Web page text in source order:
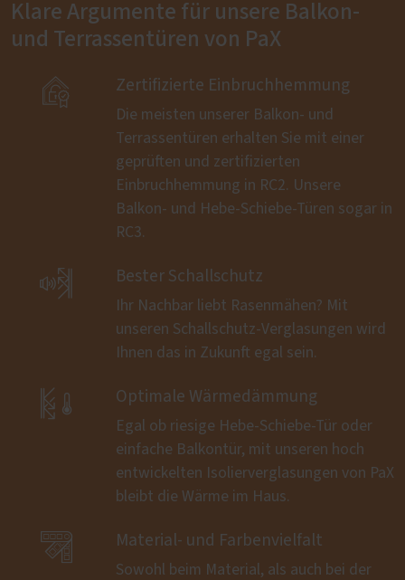
Klare Argumente für unsere Balkon-
und Terrassentüren von PaX
 Zertifizierte Einbruchhemmung
Die meisten unserer Balkon- und
Terrassentüren erhalten Sie mit einer
geprüften und zertifizierten
Einbruchhemmung in RC2. Unsere
Balkon- und Hebe-Schiebe-Türen sogar in
RC3.
 Bester Schallschutz
Ihr Nachbar liebt Rasenmähen? Mit
unseren Schallschutz-Verglasungen wird
Ihnen das in Zukunft egal sein.
 Optimale Wärmedämmung
Egal ob riesige Hebe-Schiebe-Tür oder
einfache Balkontür, mit unseren hoch
entwickelten Isolierverglasungen von PaX
bleibt die Wärme im Haus.
 Material- und Farbenvielfalt
Sowohl beim Material, als auch bei der